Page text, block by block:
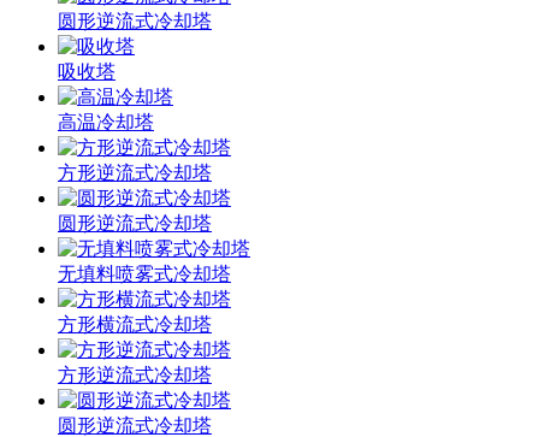
圆形逆流式冷却塔
吸收塔
高温冷却塔
方形逆流式冷却塔
圆形逆流式冷却塔
无填料喷雾式冷却塔
方形横流式冷却塔
方形逆流式冷却塔
圆形逆流式冷却塔